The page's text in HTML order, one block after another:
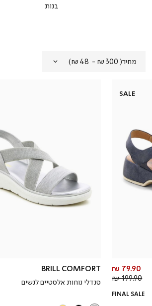
בנות
מחיר(
)
SALE
מחיר
מוצר
79.90 ₪
מחיר
199.90 ₪
FINAL SALE
BRILL COMFORT
סנדלי נוחות אלסטיים לנשים